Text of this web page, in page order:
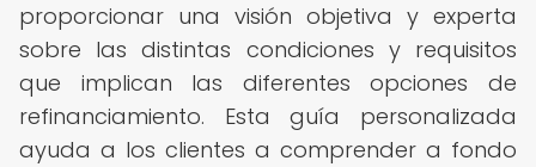
proporcionar una visión objetiva y experta
sobre las distintas condiciones y requisitos
que implican las diferentes opciones de
refinanciamiento. Esta guía personalizada
ayuda a los clientes a comprender a fondo